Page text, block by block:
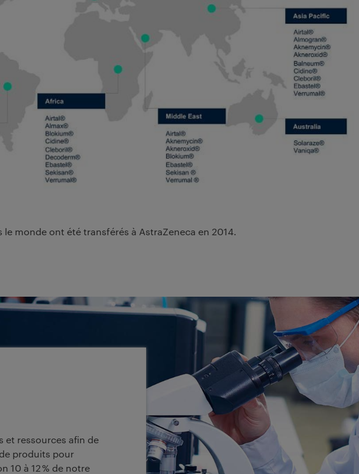
monde ont été transférés à AstraZeneca en 2014.
et ressources afin de
produits pour
10 à 12 % de notre